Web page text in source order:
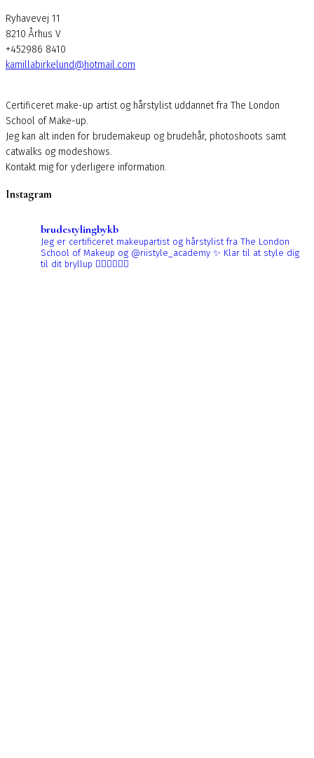
Ryhavevej 11
8210 Århus V
+452986 8410
kamillabirkelund@hotmail.com
Certificeret make-up artist og hårstylist uddannet fra The London
School of Make-up.
Jeg kan alt inden for brudemakeup og brudehår, photoshoots samt
catwalks og modeshows.
Kontakt mig for yderligere information.
Instagram
brudestylingbykb
Jeg er certificeret makeupartist og hårstylist fra The London
School of Makeup og @riistyle_academy ✨ Klar til at style dig
til dit bryllup 👰🏼‍♀️👰🏻‍♀️